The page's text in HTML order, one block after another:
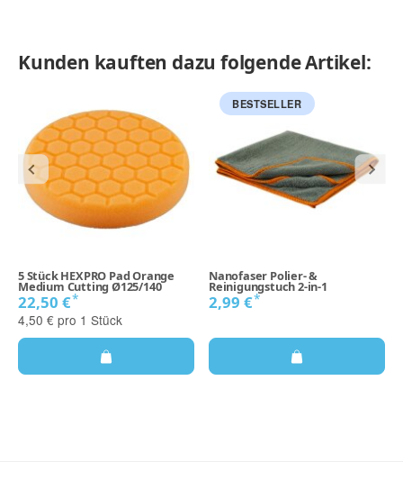
Kunden kauften dazu folgende Artikel:
5 Stück HEXPRO Pad Orange
Medium Cutting Ø125/140
22,50 €*
4,50 € pro 1 Stück
BESTSELLER
Nanofaser Polier- &
Reinigungstuch 2-in-1
2,99 €*